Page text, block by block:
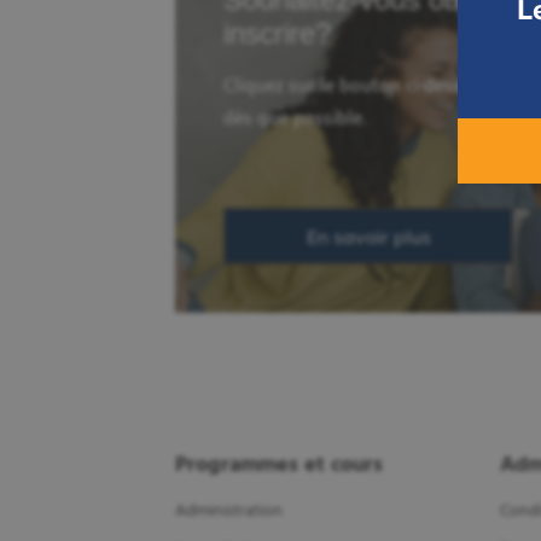
inscrire?
Cliquez sur le bouton ci-dessous et
dès que possible.
En savoir plus
Programmes et cours
Administration